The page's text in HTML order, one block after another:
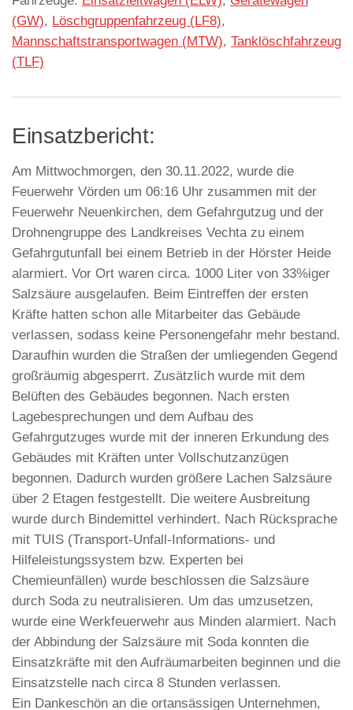
(GW), Löschgruppenfahrzeug (LF8),
Mannschaftstransportwagen (MTW), Tanklöschfahrzeug
(TLF)
Einsatzbericht:
Am Mittwochmorgen, den 30.11.2022, wurde die
Feuerwehr Vörden um 06:16 Uhr zusammen mit der
Feuerwehr Neuenkirchen, dem Gefahrgutzug und der
Drohnengruppe des Landkreises Vechta zu einem
Gefahrgutunfall bei einem Betrieb in der Hörster Heide
alarmiert. Vor Ort waren circa. 1000 Liter von 33%iger
Salzsäure ausgelaufen. Beim Eintreffen der ersten
Kräfte hatten schon alle Mitarbeiter das Gebäude
verlassen, sodass keine Personengefahr mehr bestand.
Daraufhin wurden die Straßen der umliegenden Gegend
großräumig abgesperrt. Zusätzlich wurde mit dem
Belüften des Gebäudes begonnen. Nach ersten
Lagebesprechungen und dem Aufbau des
Gefahrgutzuges wurde mit der inneren Erkundung des
Gebäudes mit Kräften unter Vollschutzanzügen
begonnen. Dadurch wurden größere Lachen Salzsäure
über 2 Etagen festgestellt. Die weitere Ausbreitung
wurde durch Bindemittel verhindert. Nach Rücksprache
mit TUIS (Transport-Unfall-Informations- und
Hilfeleistungssystem bzw. Experten bei
Chemieunfällen) wurde beschlossen die Salzsäure
durch Soda zu neutralisieren. Um das umzusetzen,
wurde eine Werkfeuerwehr aus Minden alarmiert. Nach
der Abbindung der Salzsäure mit Soda konnten die
Einsatzkräfte mit den Aufräumarbeiten beginnen und die
Einsatzstelle nach circa 8 Stunden verlassen.
Ein Dankeschön an die ortansässigen Unternehmen,